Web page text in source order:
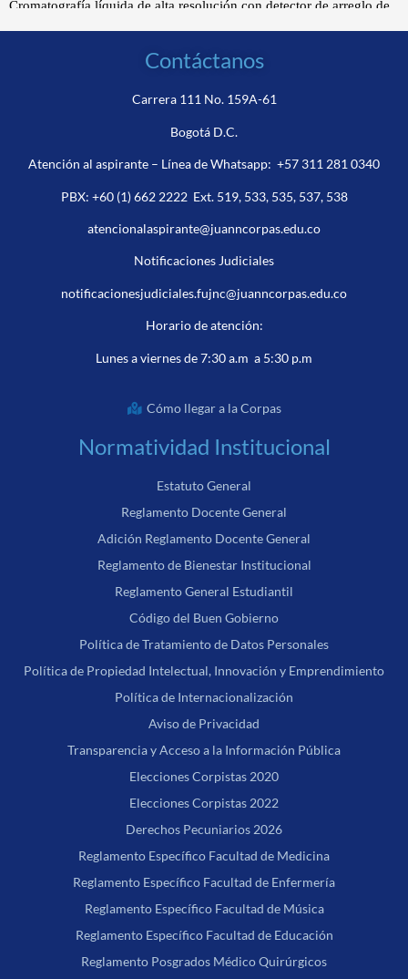
Contáctanos
Carrera 111 No. 159A-61
Bogotá D.C.
Atención al aspirante – Línea de Whatsapp: +57 311 281 0340
PBX: +60 (1) 662 2222Ext. 519, 533, 535, 537, 538
atencionalaspirante@juanncorpas.edu.co
Notificaciones Judiciales
notificacionesjudiciales.fujnc@juanncorpas.edu.co
Horario de atención:
Lunes a viernes de 7:30 a.m a 5:30 p.m
Cómo llegar a la Corpas
Normatividad Institucional
Estatuto General
Reglamento Docente General
Adición Reglamento Docente General
Reglamento de Bienestar Institucional
Reglamento General Estudiantil
Código del Buen Gobierno
Política de Tratamiento de Datos Personales
Política de Propiedad Intelectual, Innovación y Emprendimiento
Política de Internacionalización
Aviso de Privacidad
Transparencia y Acceso a la Información Pública
Elecciones Corpistas 2020
Elecciones Corpistas 2022
Derechos Pecuniarios 2026
Reglamento Específico Facultad de Medicina
Reglamento Específico Facultad de Enfermería
Reglamento Específico Facultad de Música
Reglamento Específico Facultad de Educación
Reglamento Posgrados Médico Quirúrgicos